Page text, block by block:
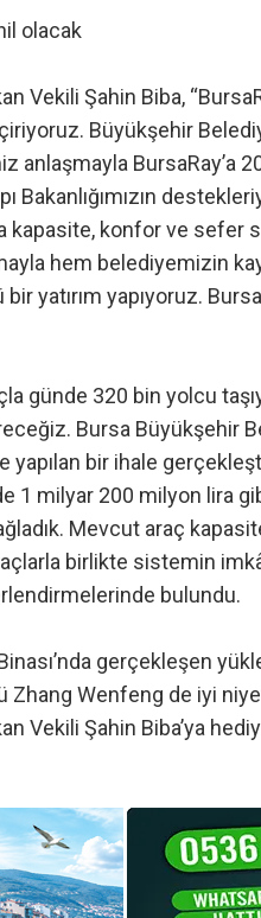
olacak
Vekili Şahin Biba,
Büyükşehir
anlaşmayla BursaRay’a
Bakanlığımızın
konfor ve sefer
hem belediyemizin
yatırım yapıyoruz.
günde 320 bin yolcu
Bursa Büyükşehir
yapılan bir ihale
1 milyar 200 milyon lira
Mevcut araç
birlikte sistemin
bulundu.
gerçekleşen
Zhang Wenfeng de iyi
Vekili Şahin Biba’ya